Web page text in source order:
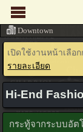
เปิดใช้งานหน้าเลือ
รายละเอียด
Hi-End
กระทู้จากระบบอัต
Downtown